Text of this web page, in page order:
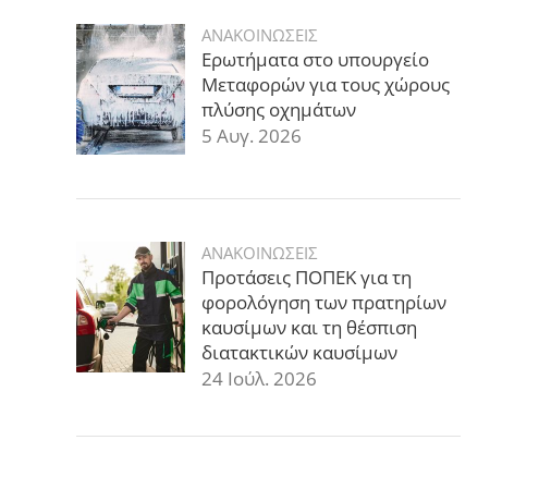
ΑΝΑΚΟΙΝΩΣΕΙΣ
Ερωτήματα στο υπουργείο
Μεταφορών για τους χώρους
πλύσης οχημάτων
5 Αυγ. 2026
ΑΝΑΚΟΙΝΩΣΕΙΣ
Προτάσεις ΠΟΠΕΚ για τη
φορολόγηση των πρατηρίων
καυσίμων και τη θέσπιση
διατακτικών καυσίμων
24 Ιούλ. 2026